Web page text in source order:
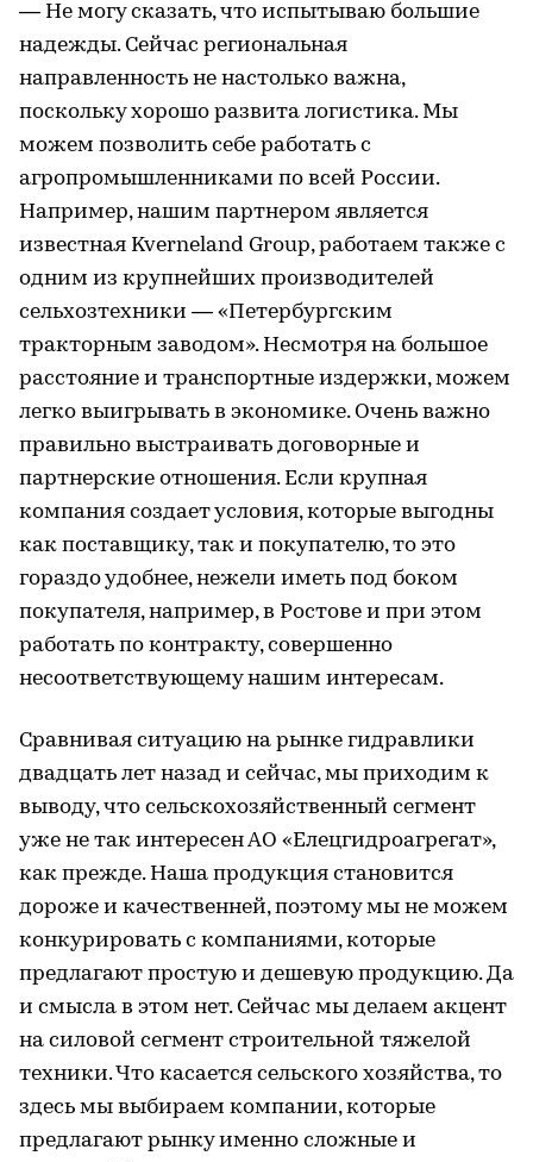
— Не могу сказать, что испытываю большие
надежды. Сейчас региональная
направленность не настолько важна,
поскольку хорошо развита логистика. Мы
можем позволить себе работать с
агропромышленниками по всей России.
Например, нашим партнером является
известная Kverneland Group, работаем также с
одним из крупнейших производителей
сельхозтехники — «Петербургским
тракторным заводом». Несмотря на большое
расстояние и транспортные издержки, можем
легко выигрывать в экономике. Очень важно
правильно выстраивать договорные и
партнерские отношения. Если крупная
компания создает условия, которые выгодны
как поставщику, так и покупателю, то это
гораздо удобнее, нежели иметь под боком
покупателя, например, в Ростове и при этом
работать по контракту, совершенно
несоответствующему нашим интересам.
Сравнивая ситуацию на рынке гидравлики
двадцать лет назад и сейчас, мы приходим к
выводу, что сельскохозяйственный сегмент
уже не так интересен АО «Елецгидроагрегат»,
как прежде. Наша продукция становится
дороже и качественней, поэтому мы не можем
конкурировать с компаниями, которые
предлагают простую и дешевую продукцию. Да
и смысла в этом нет. Сейчас мы делаем акцент
на силовой сегмент строительной тяжелой
техники. Что касается сельского хозяйства, то
здесь мы выбираем компании, которые
предлагают рынку именно сложные и